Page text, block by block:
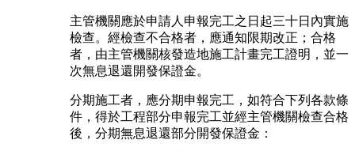
主管機關應於申請人申報完工之日起三十日內實施
檢查。經檢查不合格者，應通知限期改正；合格
者，由主管機關核發造地施工計畫完工證明，並一
次無息退還開發保證金。
分期施工者，應分期申報完工，如符合下列各款條
件，得於工程部分申報完工並經主管機關檢查合格
後，分期無息退還部分開發保證金：